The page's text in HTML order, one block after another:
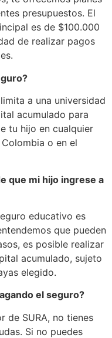
presupuestos. El
es de $100.000
de realizar pagos
a una universidad
acumulado para
tu hijo en cualquier
o en el
que mi hijo ingrese a
educativo es
que pueden
es posible realizar
acumulado, sujeto
elegido.
el seguro?
de SURA, no tienes
Si no puedes